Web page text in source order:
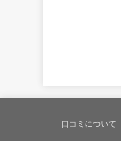
口コミについて